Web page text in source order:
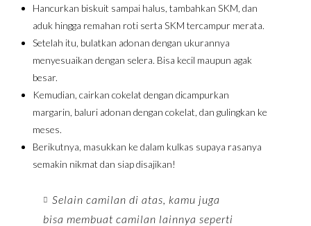
Hancurkan biskuit sampai halus, tambahkan SKM, dan
aduk hingga remahan roti serta SKM tercampur merata.
Setelah itu, bulatkan adonan dengan ukurannya
menyesuaikan dengan selera. Bisa kecil maupun agak
besar.
Kemudian, cairkan cokelat dengan dicampurkan
margarin, baluri adonan dengan cokelat, dan gulingkan ke
meses.
Berikutnya, masukkan ke dalam kulkas supaya rasanya
semakin nikmat dan siap disajikan!
Selain camilan di atas, kamu juga
bisa membuat camilan lainnya seperti